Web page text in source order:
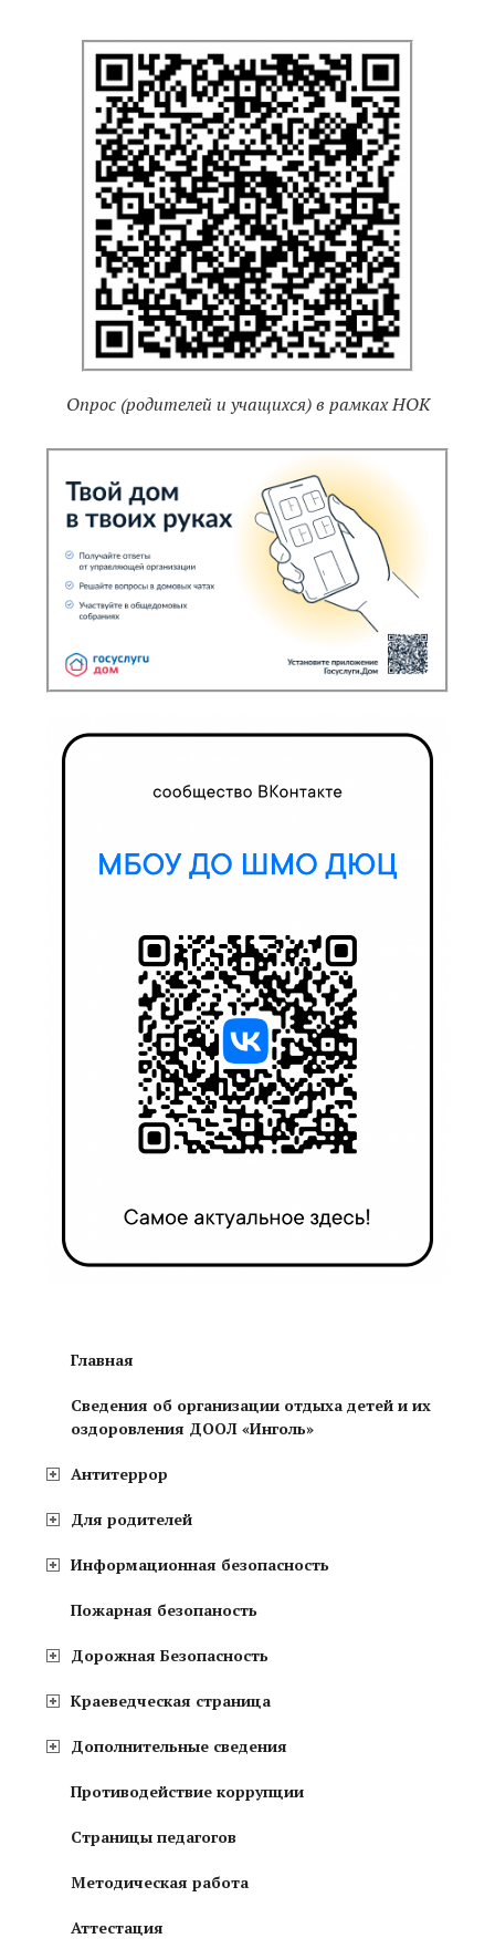
Опрос (родителей и учащихся) в рамках НОК
Главная
Сведения об организации отдыха детей и их
оздоровления ДООЛ «Инголь»
Антитеррор
Для родителей
Информационная безопасность
Пожарная безопаность
Дорожная Безопасность
Краеведческая страница
Дополнительные сведения
Противодействие коррупции
Страницы педагогов
Методическая работа
Аттестация